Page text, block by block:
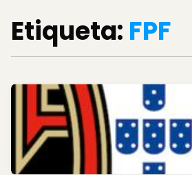
Etiqueta: FPF